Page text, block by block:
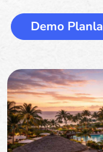
Demo Planla